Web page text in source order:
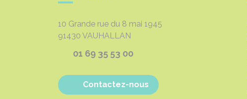
10 Grande rue du 8 mai 1945
91430 VAUHALLAN
01 69 35 53 00
Contactez-nous